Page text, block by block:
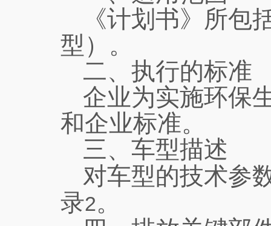
《计划书》所包
型）。
二、执行的标准
企业为实施环保
和企业标准。
三、车型描述
对车型的技术参
录2。